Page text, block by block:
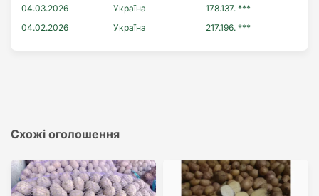
04.03.2026
Україна
178.137. ***
04.02.2026
Україна 217.196. ***
Схожі оголошення